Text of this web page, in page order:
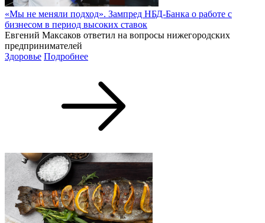
«Мы не меняли подход». Зампред НБД-Банка о работе с
бизнесом в период высоких ставок
Евгений Максаков ответил на вопросы нижегородских
предпринимателей
Здоровье Подробнее